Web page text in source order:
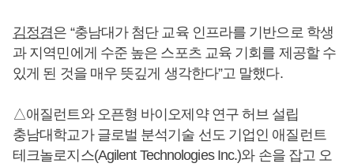
김정겸은 “충남대가 첨단 교육 인프라를 기반으로 학생
과 지역민에게 수준 높은 스포츠 교육 기회를 제공할 수
있게 된 것을 매우 뜻깊게 생각한다”고 말했다.
△애질런트와 오픈형 바이오제약 연구 허브 설립
충남대학교가 글로벌 분석기술 선도 기업인 애질런트
테크놀로지스(Agilent Technologies Inc.)와 손을 잡고 오